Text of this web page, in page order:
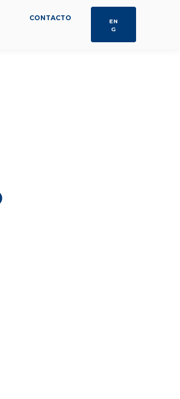
CONTACTO
EN
G